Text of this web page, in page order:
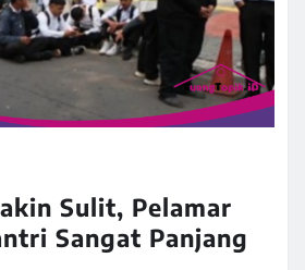
Sulit, Pelamar
Sangat Panjang